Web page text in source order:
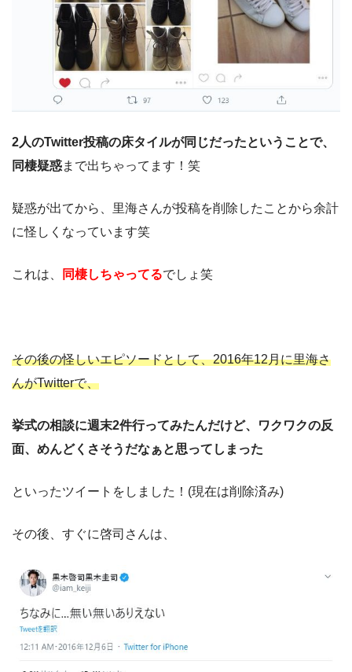
2人のTwitter投稿の床タイルが同じだったということで、
同棲疑惑まで出ちゃってます！笑
疑惑が出てから、里海さんが投稿を削除したことから余計
に怪しくなっています笑
これは、 同棲しちゃってるでしょ笑
その後の怪しいエピソードとして、2016年12月に里海さ
んがTwitterで、
挙式の相談に週末2件行ってみたんだけど、ワクワクの反
面、めんどくさそうだなぁと思ってしまった
といったツイートをしました！(現在は削除済み)
その後、すぐに啓司さんは、